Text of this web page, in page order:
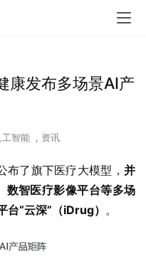
康发布多场景AI产
工智能 , 资讯
了旗下医疗大模型， 并
数智医疗影像平台等多场
台“云深”（iDrug） 。